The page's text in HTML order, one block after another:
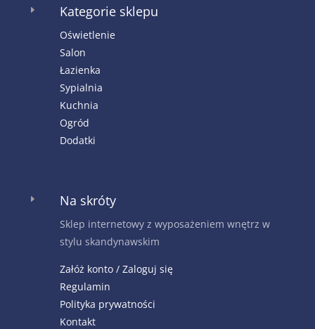
E Kategorie sklepu
Oświetlenie
Salon
Łazienka
Sypialnia
Kuchnia
Ogród
Dodatki
E Na skróty
Sklep internetowy z wyposażeniem wnętrz w
stylu skandynawskim
Załóż konto / Zaloguj się
Regulamin
Polityka prywatności
Kontakt